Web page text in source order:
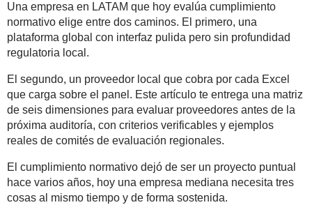
Una empresa en LATAM que hoy evalúa cumplimiento
normativo elige entre dos caminos. El primero, una
plataforma global con interfaz pulida pero sin profundidad
regulatoria local.
El segundo, un proveedor local que cobra por cada Excel
que carga sobre el panel. Este artículo te entrega una matriz
de seis dimensiones para evaluar proveedores antes de la
próxima auditoría, con criterios verificables y ejemplos
reales de comités de evaluación regionales.
El cumplimiento normativo dejó de ser un proyecto puntual
hace varios años, hoy una empresa mediana necesita tres
cosas al mismo tiempo y de forma sostenida.